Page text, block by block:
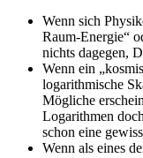
Wenn sich
Raum-Energie“
nichts dagegen,
Wenn ein
logarithmische
Mögliche
Logarithmen
schon eine
Wenn als eines